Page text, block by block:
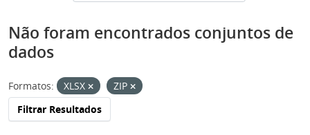
Não foram encontrados conjuntos de
dados
Formatos: XLSX
ZIP
Filtrar Resultados